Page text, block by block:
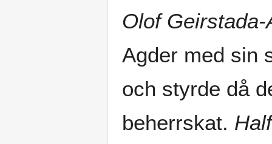
Olof
Agder med sin
och styrde då
beherrskat.